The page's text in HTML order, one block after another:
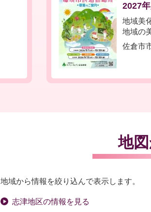
2027
地域美
地域の
佐倉市
地
地域から情報を絞り込んで表示します。
志津地区の情報を見る